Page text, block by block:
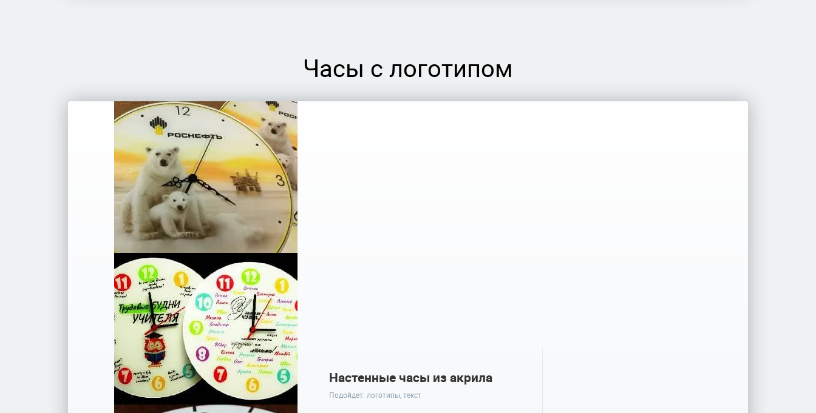
Часы с логотипом
Настенные часы из акрила
Подойдет: логотипы, текст